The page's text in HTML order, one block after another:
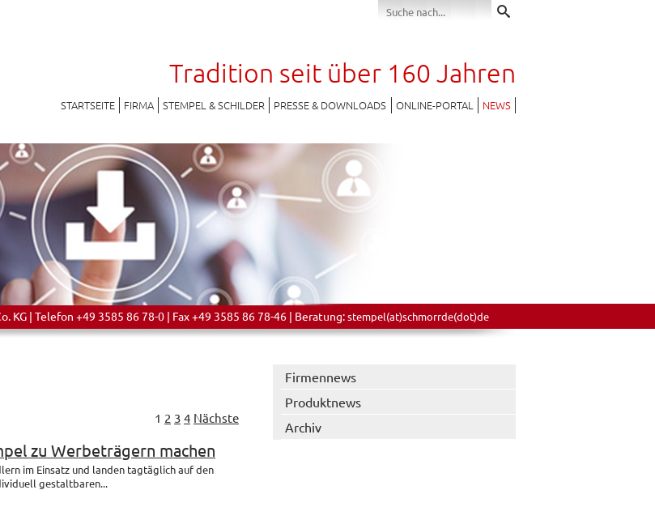
Tradition seit über 160 Jahren
STARTSEITE FIRMA STEMPEL & SCHILDER PRESSE & DOWNLOADS ONLINE-PORTAL NEWS
KG | Telefon +49 3585 86 78-0 | Fax +49 3585 86 78-46 | Beratung:stempel(at)schmorrde(dot)de
1 2 3 4 Nächste
zu Werbeträgern machen
im Einsatz und landen tagtäglich auf den
gestaltbaren...
Firmennews
Produktnews
Archiv